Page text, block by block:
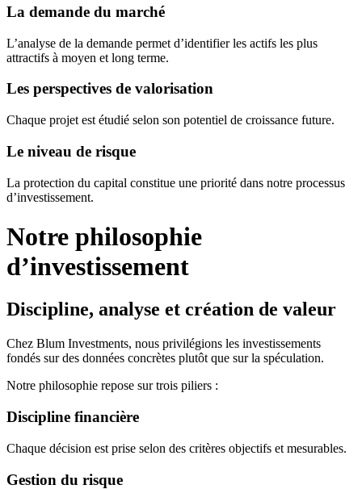
La demande du marché
L’analyse de la demande permet d’identifier les actifs les plus
attractifs à moyen et long terme.
Les perspectives de valorisation
Chaque projet est étudié selon son potentiel de croissance future.
Le niveau de risque
La protection du capital constitue une priorité dans notre processus
d’investissement.
Notre philosophie
d’investissement
Discipline, analyse et création de valeur
Chez Blum Investments, nous privilégions les investissements
fondés sur des données concrètes plutôt que sur la spéculation.
Notre philosophie repose sur trois piliers :
Discipline financière
Chaque décision est prise selon des critères objectifs et mesurables.
Gestion du risque